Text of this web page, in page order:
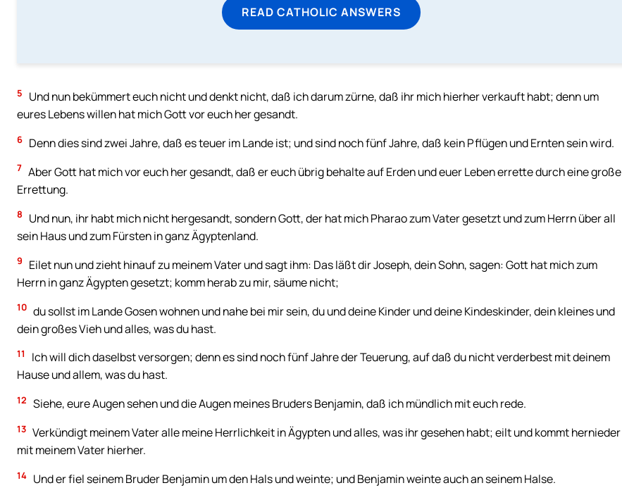
READ CATHOLIC ANSWERS
5
Und nun bekümmert euch nicht und denkt nicht, daß ich darum zürne, daß ihr mich hierher verkauft habt; denn um
eures Lebens willen hat mich Gott vor euch her gesandt.
6 Denn dies sind zwei Jahre, daß es teuer im Lande ist; und sind noch fünf Jahre, daß kein Pflügen und Ernten sein wird.
7 Aber Gott hat mich vor euch her gesandt, daß er euch übrig behalte auf Erden und euer Leben errette durch eine große
Errettung.
8
Und nun, ihr habt mich nicht hergesandt, sondern Gott, der hat mich Pharao zum Vater gesetzt und zum Herrn über all
sein Haus und zum Fürsten in ganz Ägyptenland.
9
Eilet nun und zieht hinauf zu meinem Vater und sagt ihm: Das läßt dir Joseph, dein Sohn, sagen: Gott hat mich zum
Herrn in ganz Ägypten gesetzt; komm herab zu mir, säume nicht;
10 du sollst im Lande Gosen wohnen und nahe bei mir sein, du und deine Kinder und deine Kindeskinder, dein kleines und
dein großes Vieh und alles, was du hast.
11
Ich will dich daselbst versorgen; denn es sind noch fünf Jahre der Teuerung, auf daß du nicht verderbest mit deinem
Hause und allem, was du hast.
12 Siehe, eure Augen sehen und die Augen meines Bruders Benjamin, daß ich mündlich mit euch rede.
13 Verkündigt meinem Vater alle meine Herrlichkeit in Ägypten und alles, was ihr gesehen habt; eilt und kommt hernieder
mit meinem Vater hierher.
14 Und er fiel seinem Bruder Benjamin um den Hals und weinte; und Benjamin weinte auch an seinem Halse.